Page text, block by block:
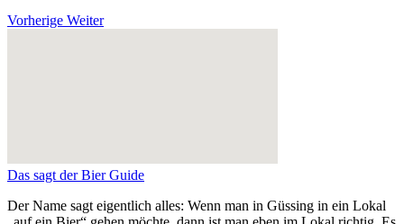
Vorherige Weiter
Das sagt der Bier Guide
Der Name sagt eigentlich alles: Wenn man in Güssing in ein Lokal